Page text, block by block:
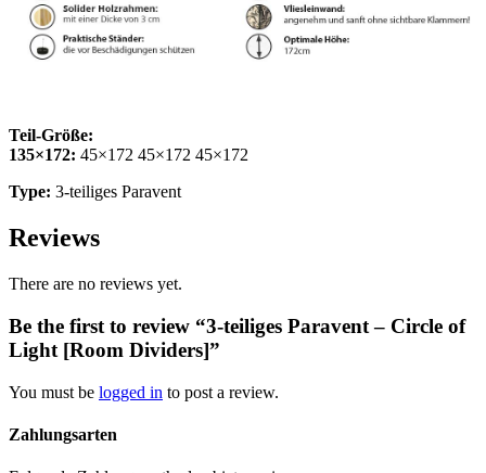
Teil-Größe:
135×172: 45×172 45×172 45×172
Type: 3-teiliges Paravent
Reviews
There are no reviews yet.
Be the first to review “3-teiliges Paravent – Circle of
Light [Room Dividers]”
You must be logged in to post a review.
Zahlungsarten